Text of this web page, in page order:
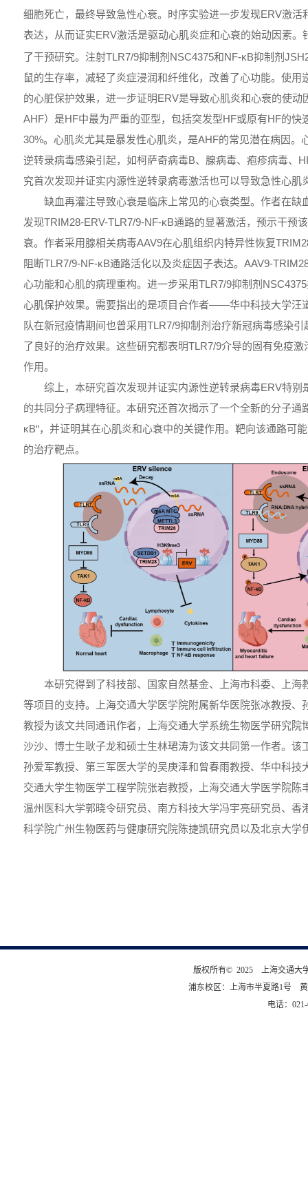
版权所有© 2025 上海交通大
浦东校区：上海市半夏路1号
电话：
细胞死亡，最终导致急性心衰。时序实验进一步发现ERV激活
表达，从而证实ERV激活是驱动心肌炎症和心衰的始动因素。
了干预研究。注射TLR7/9抑制剂NSC4375和NF-κB抑制剂
鼠的生存率，减轻了炎症浸润和纤维化，改善了心功能。使用
的心脏保护效果，进一步证明ERV是导致心肌炎和心衰的使动
AHF）是HF中最为严重的亚型，包括突发型HF或原有HF的快
30%。心肌炎尤其是暴发性心肌炎，是AHF的常见潜在病因。
逆转录病毒感染引起，如柯萨奇病毒B、腺病毒、疱疹病毒、
究首次发现并证实内源性逆转录病毒激活也可以导致急性心肌
缺血再灌注导致心衰是临床上常见的心衰类型。作者在缺
发现TRIM28-ERV-TLR7/9-NF-κB通路的显著激活，预示干预
衰。作者采用腺相关病毒AAV9在心肌组织内特异性恢复
阻断TLR7/9-NF-κB通路活化以及炎症因子表达。AAV9-
心功能和心肌的病理重构。进一步采用TLR7/9抑制剂
心肌保护效果。需要指出的是项目合作者——华中科技大学汪
队在新冠疫情期间也曾采用TLR7/9抑制剂治疗新冠病毒感染
了良好的治疗效果。这些研究都表明TLR7/9介导的固有免疫
作用。
综上，本研究首次发现并证实内源性逆转录病毒ERV特别
的共同分子病理特征。本研究还首次揭示了一个全新的分子通
κB“，并证明其在心肌炎和心衰中的关键作用。靶向该通路可
的治疗靶点。
本研究得到了科技部、国家自然基金、上海市科委、上海
等项目的支持。上海交通大学医学院附属新华医院张冰教授、
教授为该文共同通讯作者，上海交通大学系统生物医学研究院
沙沙、博士生耿子龙和硕士生林珺涛为该文共同第一作者。该
孙爱军教授、第三军医大学的吴庚泽和曾春雨教授、华中科技
交通大学生物医学工程学院张岩教授，上海交通大学医学院陈
温州医科大学郭晓令研究员、南方科技大学冯宇亮研究员、香
科学院广州生物医药与健康研究院陈捷凯研究员以及北京大学